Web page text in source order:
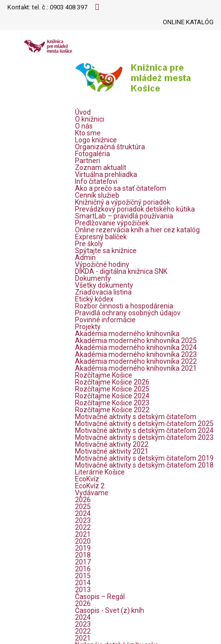
Kontakt: tel. č.: 0903 408 397
ONLINE KATALÓG
Úvod
O knižnici
O nás
Kto sme
Logo knižnice
Organizačná štruktúra
Fotogaléria
Partneri
Zoznam aktualít
Virtuálna prehliadka
Info čitateľovi
Ako a prečo sa stať čitateľom
Cenník služieb
Knižničný a výpožičný poriadok
Prevádzkový poriadok detského kútika
SmartLab – pravidlá používania
Predlžovanie výpožičiek
Online rezervácia kníh a hier cez katalóg
Expresný balíček
Pre školy
Spýtajte sa knižnice
Admin
Výpožičné hodiny
DIKDA - digitálna knižnica SNK
Dokumenty
Všetky dokumenty
Zriaďovacia listina
Etický kódex
Rozbor činnosti a hospodárenia
Pravidlá ochrany osobných údajov
Povinné informácie
Projekty
Akadémia moderného knihovníka
Akadémia moderného knihovníka 2025
Akadémia moderného knihovníka 2024
Akadémia moderného knihovníka 2023
Akadémia moderného knihovníka 2022
Akadémia moderného knihovníka 2021
Rozčítajme Košice
Rozčítajme Košice 2026
Rozčítajme Košice 2025
Rozčítajme Košice 2024
Rozčítajme Košice 2023
Rozčítajme Košice 2022
Motivačné aktivity s detským čitateľom
Motivačné aktivity s detským čitateľom 2025
Motivačné aktivity s detským čitateľom 2024
Motivačné aktivity s detským čitateľom 2023
Motivačné aktivity 2022
Motivačné aktivity 2021
Motivačné aktivity s detským čitateľom 2019
Motivačné aktivity s detským čitateľom 2018
Literárne Košice
EcoKvíz
EcoKvíz 2
Vydávame
2026
2025
2024
2023
2022
2021
2020
2019
2018
2017
2016
2015
2014
2013
Časopis – Regál
2026
Časopis - Svet (z) kníh
2024
2023
2022
2021